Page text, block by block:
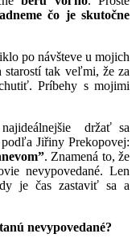
čo je skutočne
po návšteve u mojich
tak veľmi, že za
Príbehy s mojimi
držať sa
Jiřiny Prekopovej:
. Znamená to, že
nevypovedané. Len
je čas zastaviť sa a
nevypovedané?